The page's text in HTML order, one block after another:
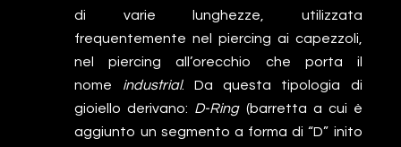
di varie lunghezze, utilizzata
frequentemente nel piercing ai capezzoli,
nel piercing all’orecchio che porta il
nome industrial. Da questa tipologia di
gioiello derivano: D-Ring(barretta a cui è
aggiunto un segmento a forma di “D” inito